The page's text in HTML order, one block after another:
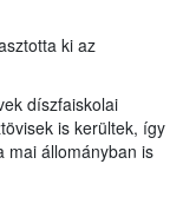
ki az
díszfaiskolai
is kerültek, így
mai állományban is